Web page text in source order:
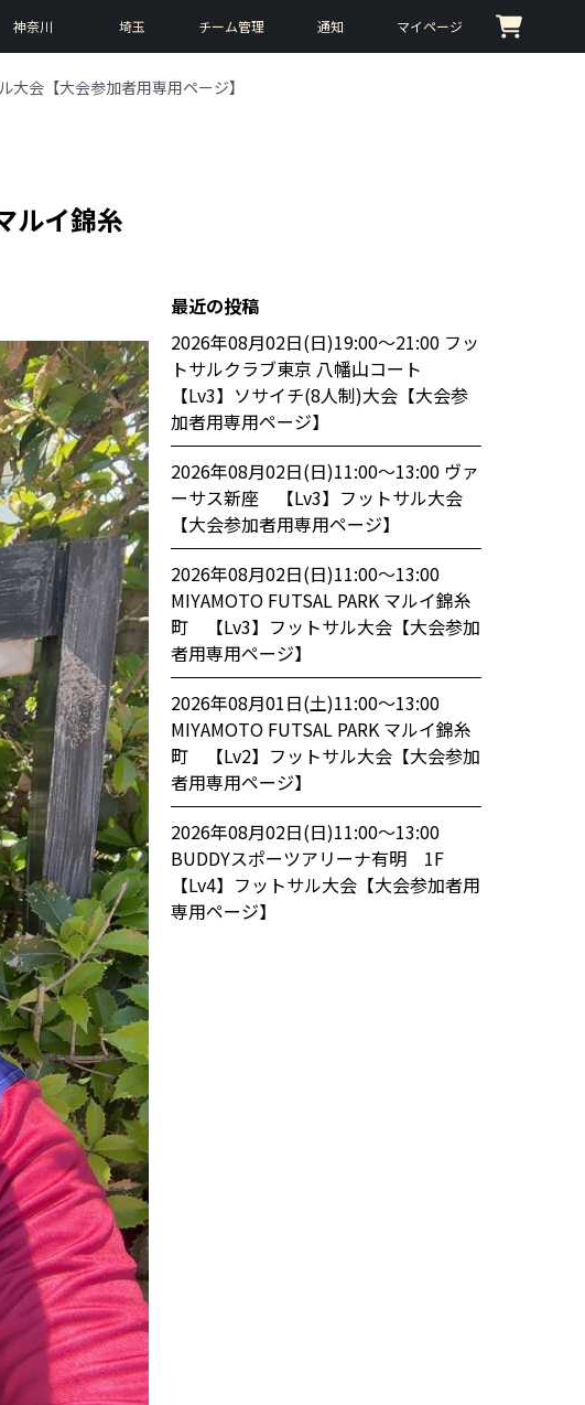
神奈川 埼玉 チーム管理 通知 マイページ
会【大会参加者用専用ページ】
ルイ錦糸
最近の投稿
2026年08月02日(日)19:00〜21:00 フッ
トサルクラブ東京 八幡山コート
【Lv3】ソサイチ(8人制)大会【大会参
加者用専用ページ】
2026年08月02日(日)11:00〜13:00 ヴァ
ーサス新座 【Lv3】フットサル大会
【大会参加者用専用ページ】
2026年08月02日(日)11:00〜13:00
MIYAMOTO FUTSAL PARK マルイ錦糸
町 【Lv3】フットサル大会【大会参加
者用専用ページ】
2026年08月01日(土)11:00〜13:00
MIYAMOTO FUTSAL PARK マルイ錦糸
町 【Lv2】フットサル大会【大会参加
者用専用ページ】
2026年08月02日(日)11:00〜13:00
BUDDYスポーツアリーナ有明 1F
【Lv4】フットサル大会【大会参加者用
専用ページ】